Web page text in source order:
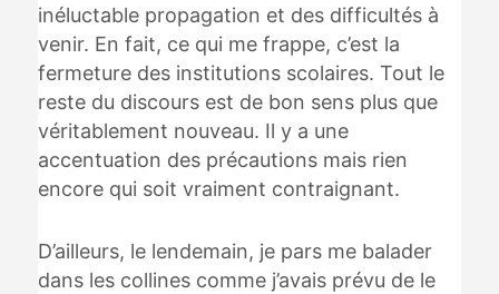
inéluctable propagation et des difficultés à
venir. En fait, ce qui me frappe, c’est la
fermeture des institutions scolaires. Tout le
reste du discours est de bon sens plus que
véritablement nouveau. Il y a une
accentuation des précautions mais rien
encore qui soit vraiment contraignant.
D’ailleurs, le lendemain, je pars me balader
dans les collines comme j’avais prévu de le